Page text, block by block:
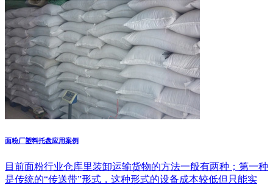
面粉厂塑料托盘应用案例
目前面粉行业仓库里装卸运输货物的方法一般有两种；第一种
是传统的“传送带”形式，这种形式的设备成本较低但只能实